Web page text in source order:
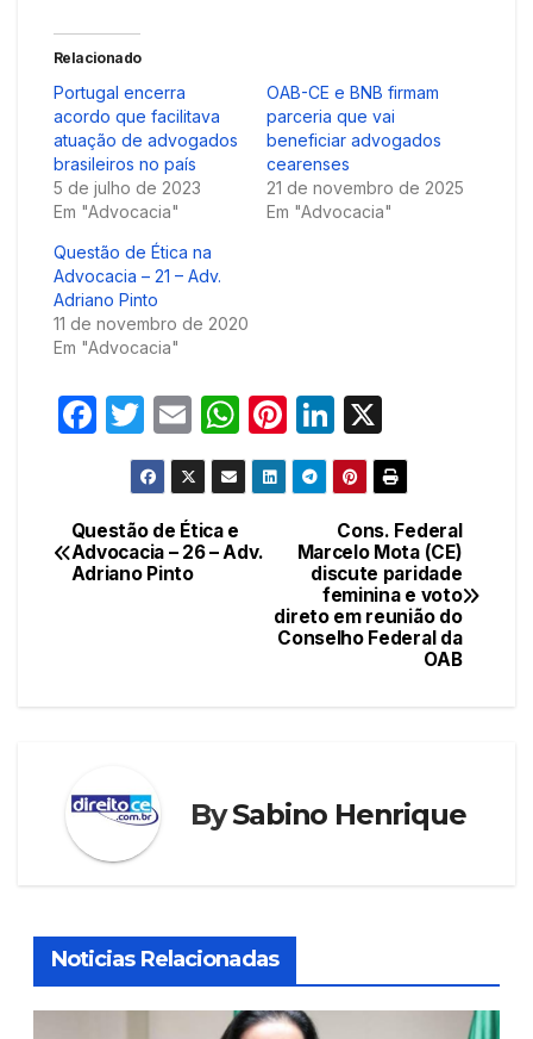
Relacionado
Portugal encerra
acordo que facilitava
atuação de advogados
brasileiros no país
5 de julho de 2023
Em "Advocacia"
OAB-CE e BNB firmam
parceria que vai
beneficiar advogados
cearenses
21 de novembro de 2025
Em "Advocacia"
Questão de Ética na
Advocacia – 21 – Adv.
Adriano Pinto
11 de novembro de 2020
Em "Advocacia"
F
e
b
T
w
itt
er
E
m
ail
W
h
at
A
Pi
nt
er
st
Li
n
k
e
dI
n
Navegação
de
Cons. Federal
Marcelo Mota (CE)
discute paridade
feminina e voto
direto em reunião do
Conselho Federal da
OAB
Questão de Ética e
Advocacia – 26 – Adv.
Adriano Pinto
BySabino Henrique
Noticias Relacionadas